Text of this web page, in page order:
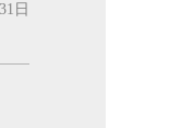
日